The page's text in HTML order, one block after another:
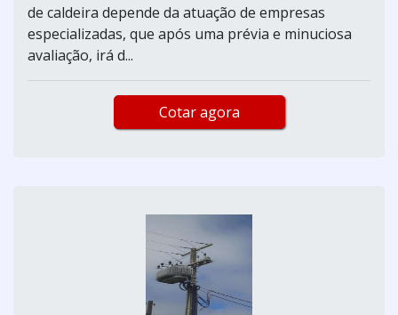
de caldeira depende da atuação de empresas
especializadas, que após uma prévia e minuciosa
avaliação, irá d...
Cotar agora